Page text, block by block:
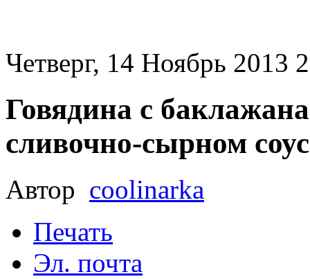
Четверг, 14 Ноябрь 2013
Говядина с
сливочно-сырном
Автор coolinarka
Печать
Эл. почта